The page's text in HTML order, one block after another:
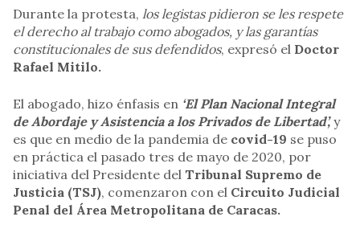
Durante la protesta, los legistas pidieron se les respete
el derecho al trabajo como abogados, y las garantías
constitucionales de sus defendidos, expresó el Doctor
Rafael Mitilo.
El abogado, hizo énfasis en ‘El Plan Nacional Integral
de Abordaje y Asistencia a los Privados de Libertad’,y
es que en medio de la pandemia de covid-19 se puso
en práctica el pasado tres de mayo de 2020, por
iniciativa del Presidente del Tribunal Supremo de
Justicia (TSJ), comenzaron con el Circuito Judicial
Penal del Área Metropolitana de Caracas.